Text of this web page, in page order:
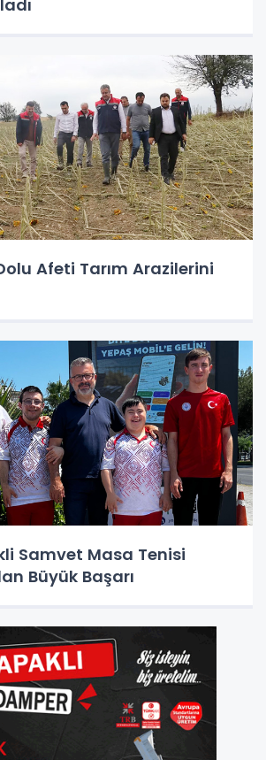
Afeti Tarım Arazilerini
Samvet Masa Tenisi
Büyük Başarı